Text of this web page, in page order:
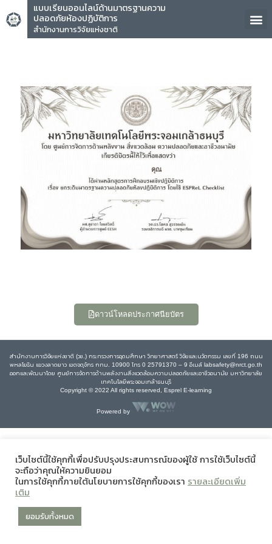
แบบเรียนออนไลน์ด้านมาตรฐานความ
ปลอดภัยห้องปฏิบัติการ
สำนักงานการวิจัยแห่งชาติ
คุณ
ดาวน์โหลดประกาศนียบัตร
สำนักงานการวิจัยแห่งชาติ (วช.) กระทรวงการอุดมศึกษา วิทยาศาสตร์ วิจัยและนวัตกรรม เลขที่ 196 ถนน
พหลโยธิน แขวงลาดยาว เขตจตุจักร กทม. 10900 โทร 0 25791370 – 9 อีเมล์ labsafety@nrct.go.th
ออกและพัฒนาโดย ศูนย์การจัดการด้านพลังงานสิ่งแวดล้อมความปลอดภัยและอาชีวอนามัย มหาวิทยาลัย
เทคโนโลยีพระจอมเกล้าธนบุรี
Copyright © 2022 All rights reserved, Esprel E-learning
Powered by
เว็บไซต์นี้ใช้คุกกี้เพื่อปรับปรุงประสบการณ์ของผู้ใช้ การใช้เว็บไซต์นี้
จะถือว่าคุณให้ความยินยอม
ในการใช้คุกกี้ภายใต้นโยบายการใช้คุกกี้ของเรา รายละเอียดเพิ่ม
เติม
ยอมรับทั้งหมด